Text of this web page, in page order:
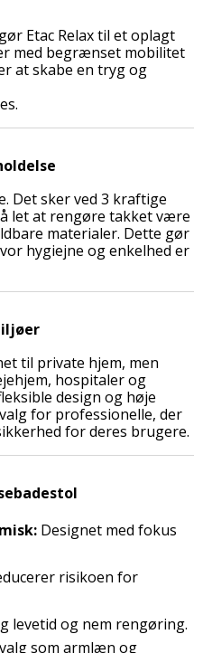
Etac Relax til et oplagt
med begrænset mobilitet
at skabe en tryg og
Det sker ved 3 kraftige
let at rengøre takket være
materialer. Dette gør
hygiejne og enkelhed er
til private hjem, men
hospitaler og
design og høje
for professionelle, der
for deres brugere.
Designet med fokus
risikoen for
levetid og nem rengøring.
som armlæn og